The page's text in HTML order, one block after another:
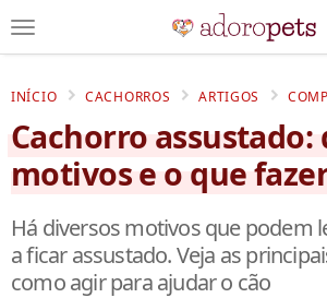
INÍCIO CACHORROS ARTIGOS
Cachorro assustado:
motivos e o que
Há diversos motivos que podem
a ficar assustado. Veja as
como agir para ajudar o cão